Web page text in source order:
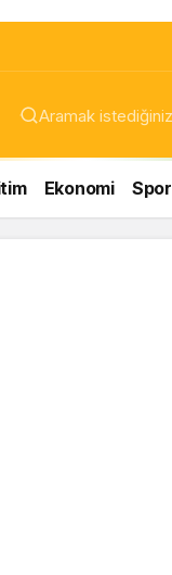
Ekonomi Spor